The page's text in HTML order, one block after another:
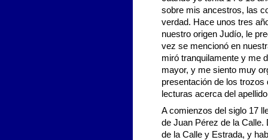
sobre mis ancestros, las
verdad. Hace unos tres
nuestro origen Judío, le
vez se mencionó en
miró tranquilamente y me
mayor, y me siento muy
presentación de los trozos
lecturas acerca del
A comienzos del siglo 17
de Juan Pérez de la Calle.
de la Calle y Estrada, y